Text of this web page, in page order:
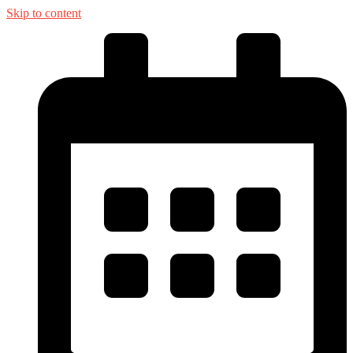
Skip to content